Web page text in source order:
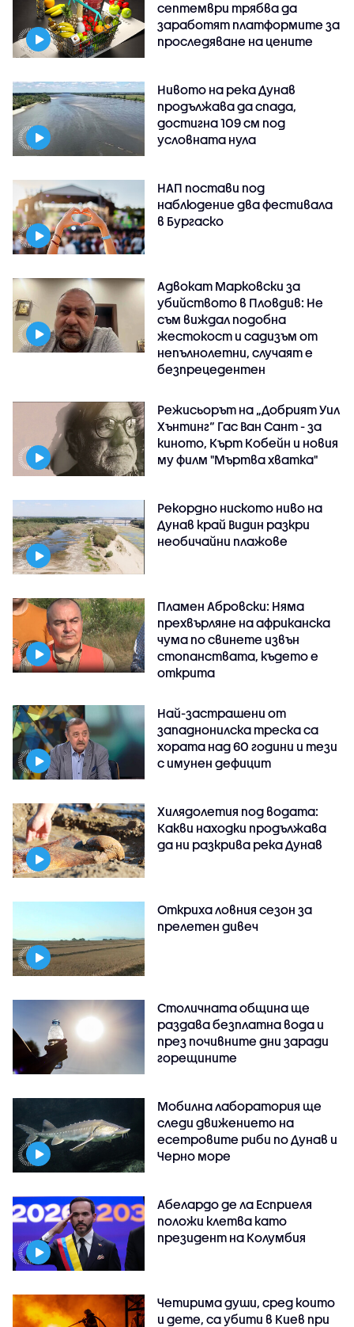
септември трябва да
заработят платформите за
проследяване на цените
Нивото на река Дунав
продължава да спада,
достигна 109 см под
условната нула
НАП постави под
наблюдение два фестивала
в Бургаско
Адвокат Марковски за
убийството в Пловдив: Не
съм виждал подобна
жестокост и садизъм от
непълнолетни, случаят е
безпрецедентен
Режисьорът на „Добрият Уил
Хънтинг“ Гас Ван Сант - за
киното, Кърт Кобейн и новия
му филм "Мъртва хватка"
Рекордно ниското ниво на
Дунав край Видин разкри
необичайни плажове
Пламен Абровски: Няма
прехвърляне на африканска
чума по свинете извън
стопанствата, където е
открита
Най-застрашени от
западнонилска треска са
хората над 60 години и тези
с имунен дефицит
Хилядолетия под водата:
Какви находки продължава
да ни разкрива река Дунав
Откриха ловния сезон за
прелетен дивеч
Столичната община ще
раздава безплатна вода и
през почивните дни заради
горещините
Мобилна лаборатория ще
следи движението на
есетровите риби по Дунав и
Черно море
Абелардо де ла Есприеля
положи клетва като
президент на Колумбия
Четирима души, сред които
и дете, са убити в Киев при